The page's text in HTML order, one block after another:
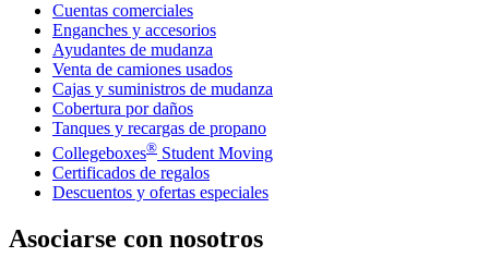
Cuentas comerciales
Enganches y accesorios
Ayudantes de mudanza
Venta de camiones usados
Cajas y suministros de mudanza
Cobertura por daños
Tanques y recargas de propano
Collegeboxes® Student Moving
Certificados de regalos
Descuentos y ofertas especiales
Asociarse con nosotros